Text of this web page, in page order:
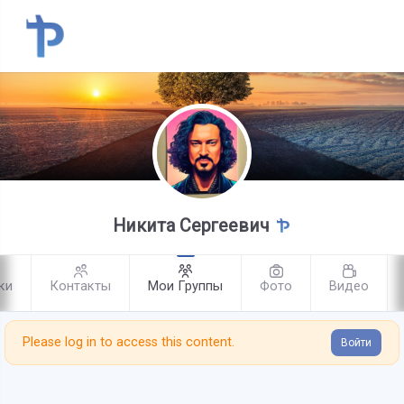
Никита Сергеевич
Контакты Мои Группы Фото Видео
Please log in to access this content. Войти